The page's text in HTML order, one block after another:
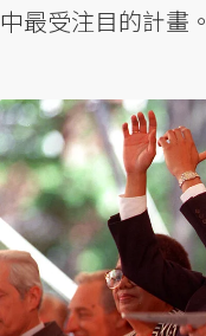
中最受注目的計畫。